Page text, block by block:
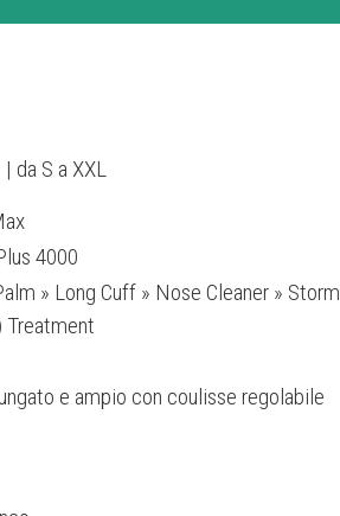
da S a XXL
4000
» Long Cuff » Nose Cleaner » Storm
Treatment
e ampio con coulisse regolabile